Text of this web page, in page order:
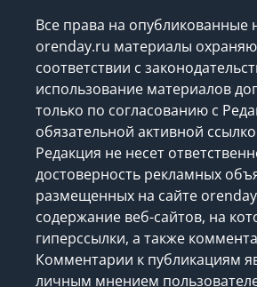
Все права на опубликованные
orenday.ru материалы
соответствии с
использование материалов
только по согласованию с
обязательной активной
Редакция не несет
достоверность рекламных
размещенных на сайте
содержание веб-сайтов, на
гиперссылки, а также
Комментарии к публикациям
личным мнением